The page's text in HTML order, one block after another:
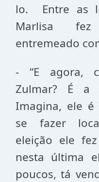
lo. Entre as
Marlisa
entremeado
- “E agora,
Zulmar? É a
Imagina, ele é
se fazer
eleição ele
nesta última
poucos, tá